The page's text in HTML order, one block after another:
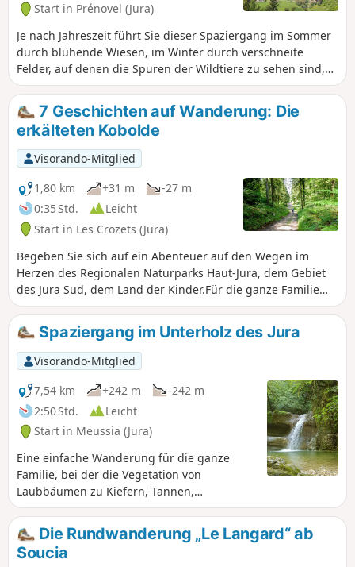
allem: Verlieren Sie sich nicht.
Start in Prénovel (Jura)
Je nach Jahreszeit führt Sie dieser Spaziergang im Sommer
durch blühende Wiesen, im Winter durch verschneite
Felder, auf denen die Spuren der Wildtiere zu sehen sind,
und durch lichte Fichtenwälder und die Taiga-Landschaft
des Moorgebiets.
7 Geschichten auf Wanderung: Die
erkälteten Kobolde
Visorando-Mitglied
1,80 km
+31 m
-27 m
0:35 Std.
Leicht
Start in Les Crozets (Jura)
Begeben Sie sich auf ein Abenteuer auf den Wegen im
Herzen des Regionalen Naturparks Haut-Jura, dem Gebiet
des Jura Sud, dem Land der Kinder.Für die ganze Familie
geeignet (auch mit kleinen Kindern ohne Kinderwagen).Es
gibt Wanderungen, die Spiele, Rätsel und gleichzeitig
Geschichten sind, die wie Abenteuer erlebt werden
können.Der Spaziergang lässt die Kinder in eine originelle
Geschichte eintauchen, mit Hinweisen, die es zu finden gilt,
und Überraschungen.
Spaziergang im Unterholz des Jura
Visorando-Mitglied
7,54 km
+242 m
-242 m
2:50 Std.
Leicht
Start in Meussia (Jura)
Eine einfache Wanderung für die ganze
Familie, bei der die Vegetation von
Laubbäumen zu Kiefern, Tannen,
Waldkiefern und Buchsbäumen wechselt.
Man kann auch einem Wasserlauf folgen,
eine Höhle betreten und drei Wasserfälle
bewundern.
Die Rundwanderung „Le Langard“ ab
Soucia